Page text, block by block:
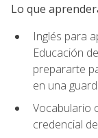
Lo que
Inglés para
Educación
prepararte
en una
Vocabulario
credencial